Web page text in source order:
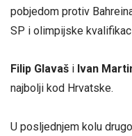
pobjedom protiv
SP i olimpijske
Filip Glavaš i Ivan
najbolji kod Hrvatske.
U posljednjem kolu